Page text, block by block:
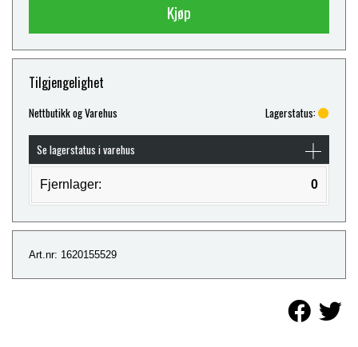
Kjøp
Tilgjengelighet
Nettbutikk og Varehus Lagerstatus:
Se lagerstatus i varehus
Fjernlager: 0
Art.nr: 1620155529